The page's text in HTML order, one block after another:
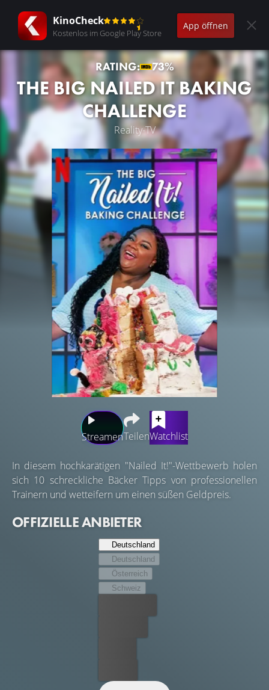
KinoCheck
Kostenlos im Google Play Store
App öffnen
RATING: 73%
THE BIG NAILED IT BAKING
CHALLENGE
Reality-TV
StreamenTeilenWatchlist
In diesem hochkarätigen "Nailed It!"-Wettbewerb holen
sich 10 schreckliche Bäcker Tipps von professionellen
Trainern und wetteifern um einen süßen Geldpreis.
OFFIZIELLE ANBIETER
Deutschland
Deutschland
Österreich
Schweiz